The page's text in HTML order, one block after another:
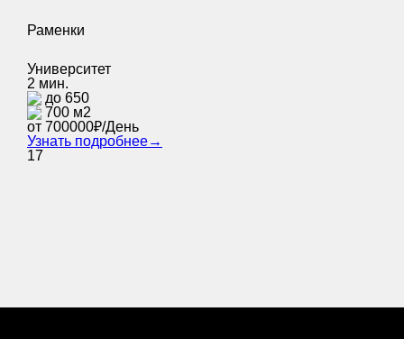
Раменки
Университет
2 мин.
до 650
700 м2
от 700000₽/День
Узнать подробнее→
17